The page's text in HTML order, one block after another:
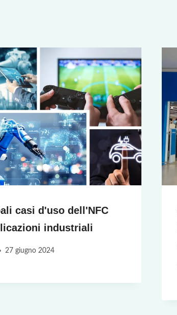
casi d'uso dell'NFC
industriali
27 giugno 2024